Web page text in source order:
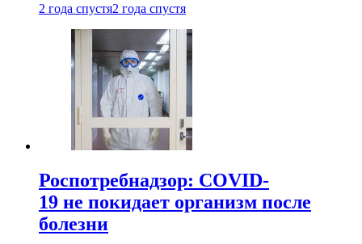
2 года спустя2 года спустя
Роспотребнадзор: COVID-
19 не покидает организм после
болезни